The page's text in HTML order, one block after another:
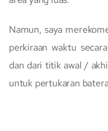
Namun, saya
perkiraan waktu
dan dari titik awal /
untuk pertukaran